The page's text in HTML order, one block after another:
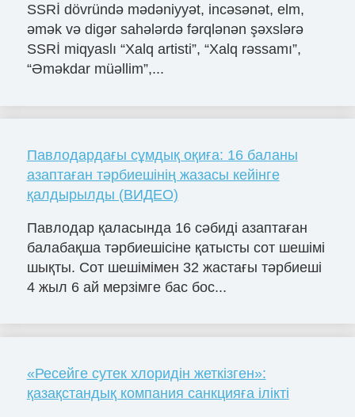
SSRİ dövründə mədəniyyət, incəsənət, elm,
əmək və digər sahələrdə fərqlənən şəxslərə
SSRİ miqyaslı “Xalq artisti”, “Xalq rəssamı”,
“Əməkdar müəllim”,...
Павлодардағы сұмдық оқиға: 16 баланы
азаптаған тәрбиешінің жазасы кейінге
қалдырылды (ВИДЕО)
Павлодар қаласында 16 сәбиді азаптаған
балабақша тәрбиешісіне қатысты сот шешімі
шықты. Сот шешімімен 32 жастағы тәрбиеші
4 жыл 6 ай мерзімге бас бос...
«Ресейге сутек хлоридін жеткізген»:
қазақстандық компания санкцияға ілікті